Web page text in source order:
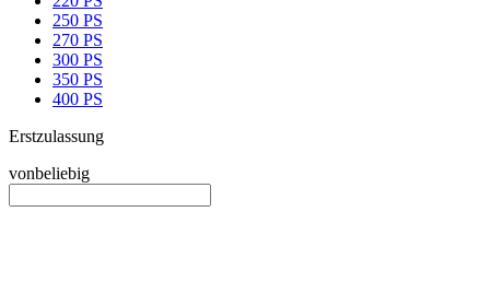
250 PS
270 PS
300 PS
350 PS
400 PS
Erstzulassung
vonbeliebig